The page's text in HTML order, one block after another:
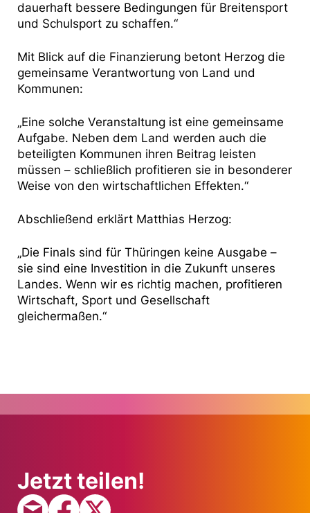
dauerhaft bessere Bedingungen für Breitensport
und Schulsport zu schaffen.“
Mit Blick auf die Finanzierung betont Herzog die
gemeinsame Verantwortung von Land und
Kommunen:
„Eine solche Veranstaltung ist eine gemeinsame
Aufgabe. Neben dem Land werden auch die
beteiligten Kommunen ihren Beitrag leisten
müssen – schließlich profitieren sie in besonderer
Weise von den wirtschaftlichen Effekten.“
Abschließend erklärt Matthias Herzog:
„Die Finals sind für Thüringen keine Ausgabe –
sie sind eine Investition in die Zukunft unseres
Landes. Wenn wir es richtig machen, profitieren
Wirtschaft, Sport und Gesellschaft
gleichermaßen.“
Jetzt teilen!